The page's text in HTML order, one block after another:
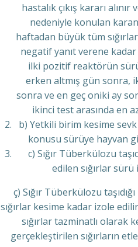
hastalık çıkış kararı
nedeniyle konulan
haftadan büyük tüm
negatif yanıt verene
ilki pozitif reaktörün
erken altmış gün sonra,
sonra ve en geç oniki ay
ikinci test arasında en
b) Yetkili birim kesime
konusu sürüye hayvan
c) Sığır Tüberkülozu
edilen sığırlar
ç) Sığır Tüberkülozu
sığırlar kesime kadar izole
sığırlar tazminatlı olarak
gerçekleştirilen sığırların